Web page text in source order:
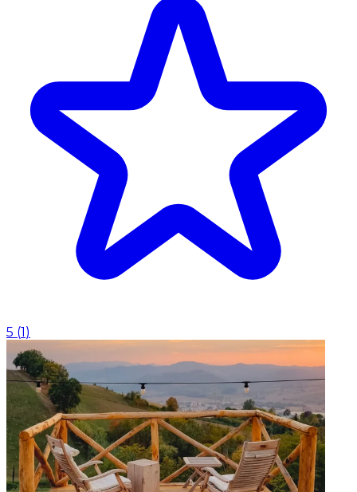
5 (1)